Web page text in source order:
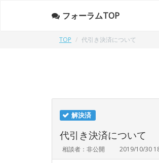
フォーラムTOP
TOP 代引き決済について
解決済
代引き決済について
相談者：非公開 2019/10/30